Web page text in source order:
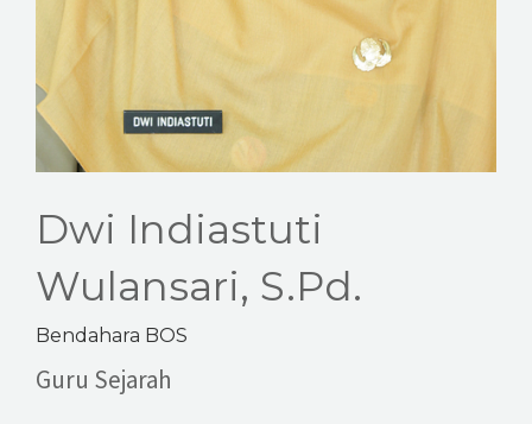
Dwi Indiastuti
Wulansari, S.Pd.
Bendahara BOS
Guru Sejarah